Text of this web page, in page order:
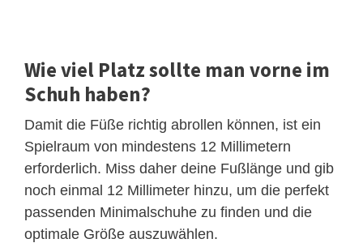
Wie viel Platz sollte man vorne im
Schuh haben?
Damit die Füße richtig abrollen können, ist ein
Spielraum von mindestens 12 Millimetern
erforderlich. Miss daher deine Fußlänge und gib
noch einmal 12 Millimeter hinzu, um die perfekt
passenden Minimalschuhe zu finden und die
optimale Größe auszuwählen.